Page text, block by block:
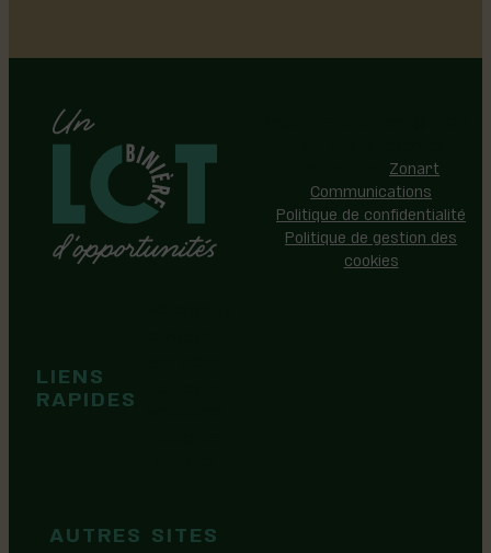
LIENS
RAPIDES
AUTRES SITES
Zonart
Communications
Politique de confidentialité
Politique de gestion des
cookies